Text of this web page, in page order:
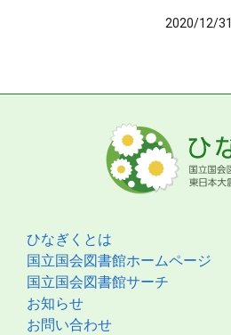
2020/12/31
ひなぎくとは
国立国会図書館ホームページ
国立国会図書館サーチ
お知らせ
お問い合わせ